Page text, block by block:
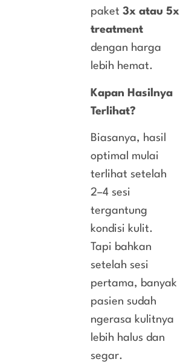
paket 3x atau 5x
treatment
dengan harga
lebih hemat.
Kapan Hasilnya
Terlihat?
Biasanya, hasil
optimal mulai
terlihat setelah
2–4 sesi
tergantung
kondisi kulit.
Tapi bahkan
setelah sesi
pertama, banyak
pasien sudah
ngerasa kulitnya
lebih halus dan
segar.